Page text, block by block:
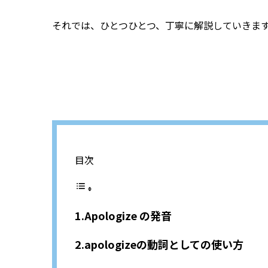
それでは、ひとつひとつ、丁寧に解説していきま
目次
Apologize の発音
apologizeの動詞としての使い方